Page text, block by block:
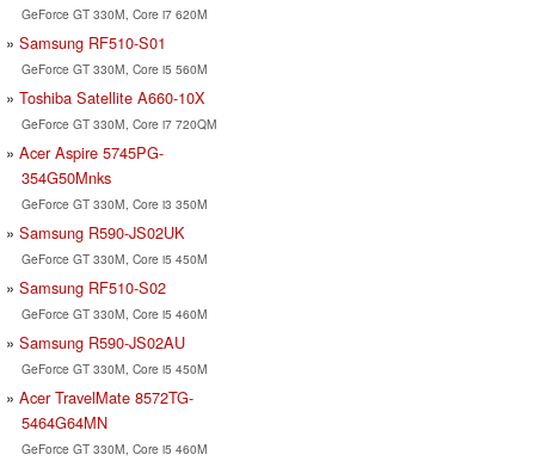
GeForce GT 330M, Core i7 620M
Samsung RF510-S01
GeForce GT 330M, Core i5 560M
Toshiba Satellite A660-10X
GeForce GT 330M, Core i7 720QM
Acer Aspire 5745PG-
354G50Mnks
GeForce GT 330M, Core i3 350M
Samsung R590-JS02UK
GeForce GT 330M, Core i5 450M
Samsung RF510-S02
GeForce GT 330M, Core i5 460M
Samsung R590-JS02AU
GeForce GT 330M, Core i5 450M
Acer TravelMate 8572TG-
5464G64MN
GeForce GT 330M, Core i5 460M